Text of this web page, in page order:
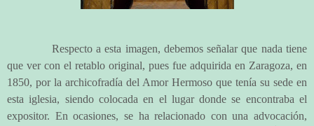
Respecto a esta imagen, debemos señalar que nada tiene
que ver con el retablo original, pues fue adquirida en Zaragoza, en
1850, por la archicofradía del Amor Hermoso que tenía su sede en
esta iglesia, siendo colocada en el lugar donde se encontraba el
expositor. En ocasiones, se ha relacionado con una advocación,